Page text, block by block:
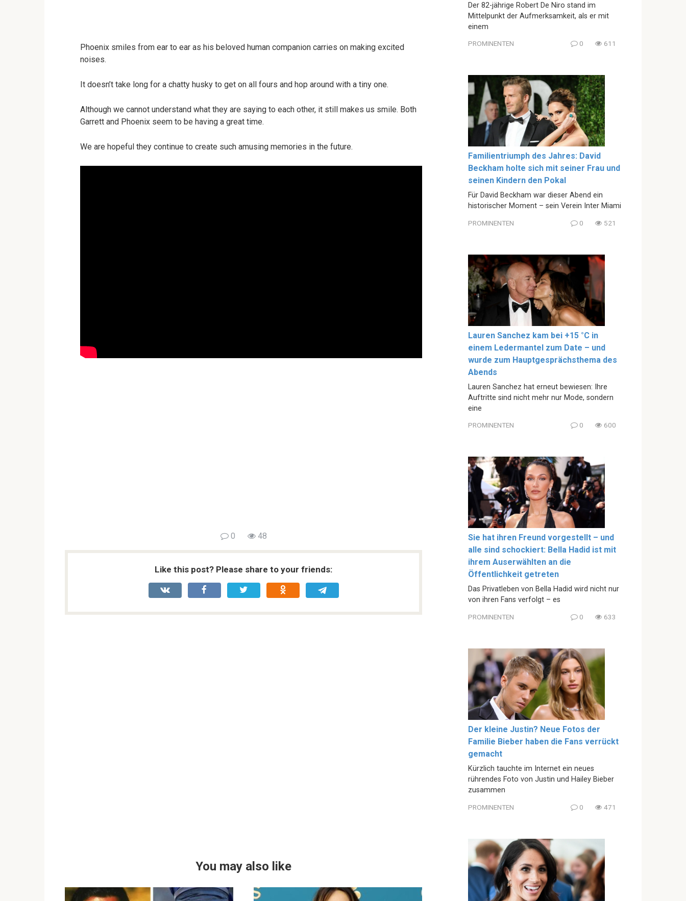
Phoenix smiles from ear to ear as his beloved human companion carries on making excited
noises.
It doesn’t take long for a chatty husky to get on all fours and hop around with a tiny one.
Although we cannot understand what they are saying to each other, it still makes us smile. Both
Garrett and Phoenix seem to be having a great time.
We are hopeful they continue to create such amusing memories in the future.
0 48
Like this post? Please share to your friends:
You may also like
Der 82-jährige Robert De Niro stand im
Mittelpunkt der Aufmerksamkeit, als er mit
einem
PROMINENTEN 0 611
Familientriumph des Jahres: David
Beckham holte sich mit seiner Frau und
seinen Kindern den Pokal
Für David Beckham war dieser Abend ein
historischer Moment – sein Verein Inter Miami
PROMINENTEN 0 521
Lauren Sanchez kam bei +15 °C in
einem Ledermantel zum Date – und
wurde zum Hauptgesprächsthema des
Abends
Lauren Sanchez hat erneut bewiesen: Ihre
Auftritte sind nicht mehr nur Mode, sondern
eine
PROMINENTEN 0 600
Sie hat ihren Freund vorgestellt – und
alle sind schockiert: Bella Hadid ist mit
ihrem Auserwählten an die
Öffentlichkeit getreten
Das Privatleben von Bella Hadid wird nicht nur
von ihren Fans verfolgt – es
PROMINENTEN 0 633
Der kleine Justin? Neue Fotos der
Familie Bieber haben die Fans verrückt
gemacht
Kürzlich tauchte im Internet ein neues
rührendes Foto von Justin und Hailey Bieber
zusammen
PROMINENTEN 0 471